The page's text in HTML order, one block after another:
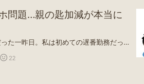
問題…親の匙加減が本当に
部活も塾もお休みだった一昨日。私は初めての遅番勤務だったので、いつもよりゆっくり出勤でした。その代わりに、旦那に「9時半過ぎに娘を起こしてね」とお願いして仕事へ。…すると、まさかの娘がブチ切れ💦「休みの日くらいゆっくり寝たい！」仕事へ向かう電車の中でLINEのやり取りをすることになり、朝からイライラ…。最後は「もう好きにしな」と送ってしまいました。そして案の定、その日のスクリーンタイムは8時間超え内訳を見ると、インスタとTikTokで4時間19分、LINEが1時間10分。LINEは誰かと長時間やり取りしていた様子もないので、ショート動画を見ていたのかな…。勉強についても、「塾の宿題は一昨日やった」と言っていたけれど、たぶん昨日やった形跡が💦学校の宿題も、思っていたほど進んでおらず、ほぼ手つかずの状態でした。この時間をもう少し勉強に回せたら…と思わずにはいられません😢もちろん、毎朝の部活に加えて、夏期講習も始まり、内容も難しくなって頑張っているのはよくわかっています。だからこそ息抜きも必要。でも、さすがに8時間は息抜きのレベルを超えている気がしてしまいます💦見て見ぬふりをすれば親子げんかは減るのかもしれない。でも、気付いているのに何も言わないのも違う気がして、つい強く言ってしまう私…。どこまで口を出して、どこから本人に任せるのか。その匙加減が本当に難しいです😅いつか自分でスマホとうまく付き合い、時間をコントロールできるようになる日が来ることを信じて、親も試行錯誤しながら見守るしかないのかな…🧐夏休みが始まってまだ1週間なのに、毎日予定がぎっしりで全然「夏休み」って感じがしません😂部活も塾も宿題も、そして学校行事も。忙しい毎日ですが、一つずつクリアしながら、親子でこの夏を乗り切りたいと思います🍀都ホテル京都八条楽天トラベル都シティ 近鉄京都駅（旧：ホテル近鉄京都駅）楽天トラベル＼SALE！クーポン利用で4,410円〜／ タンキニ 水着 レディース 体型カバー 5点セット レギンス ショートパンツ 水陸両用 フィットネス 上下セット ママ水着 大きいサイズ【一部予約販売】楽天市場2026年新作 浴衣 セット レディース 二部式浴衣 セパレート浴衣 選べる17柄しわ兵児帯付き 2点セット 簡単着付け ワンピース浴衣 大人 可愛い レトロ 女性用 ゆかた 花火大会 夏祭り くすみカラー おしゃれ 洗える浴衣 上品 涼しい 婦人浴衣 帯付き 送料無料 フリーサイズ楽天市場【バグ価格！1枚990円〜！2枚買いクーポンで！】 【楽天1位】tシャツ カットソー 半袖 長袖 レディース 大きいサイズ 涼しい 綿混 夏 春 ゆったり おしゃれ ワンポイント 二の腕隠し 体型カバー 白 無地 黒 トップス 送料無料 [郵1.5]^t570^楽天市場
22